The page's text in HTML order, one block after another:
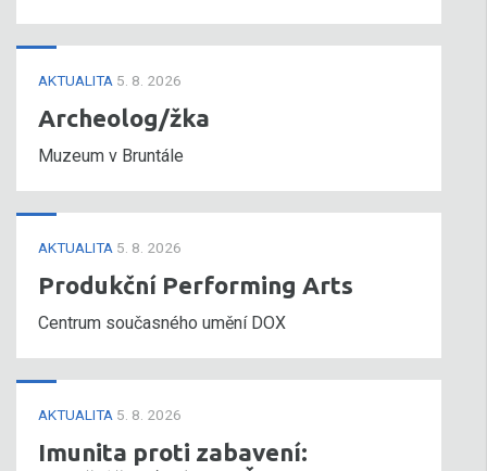
AKTUALITA 5. 8. 2026
Archeolog/žka
Muzeum v Bruntále
AKTUALITA 5. 8. 2026
Produkční Performing Arts
Centrum současného umění DOX
AKTUALITA 5. 8. 2026
Imunita proti zabavení: